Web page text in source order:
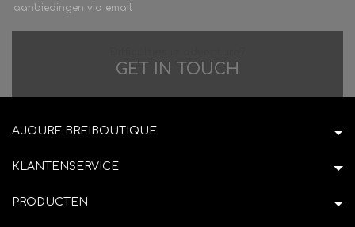
aanbiedingen via email
GET IN TOUCH
AJOURE BREIBOUTIQUE
KLANTENSERVICE
PRODUCTEN